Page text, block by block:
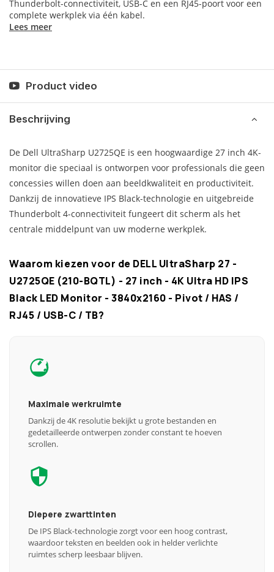
Thunderbolt-connectiviteit, USB-C en een RJ45-poort voor een
complete werkplek via één kabel.
Lees meer
Product video
Beschrijving
De Dell UltraSharp U2725QE is een hoogwaardige 27 inch 4K-
monitor die speciaal is ontworpen voor professionals die geen
concessies willen doen aan beeldkwaliteit en productiviteit.
Dankzij de innovatieve IPS Black-technologie en uitgebreide
Thunderbolt 4-connectiviteit fungeert dit scherm als het
centrale middelpunt van uw moderne werkplek.
Waarom kiezen voor de DELL UltraSharp 27 -
U2725QE (210-BQTL) - 27 inch - 4K Ultra HD IPS
Black LED Monitor - 3840x2160 - Pivot / HAS /
RJ45 / USB-C / TB?
Maximale werkruimte
Dankzij de 4K resolutie bekijkt u grote bestanden en
gedetailleerde ontwerpen zonder constant te hoeven
scrollen.
Diepere zwarttinten
De IPS Black-technologie zorgt voor een hoog contrast,
waardoor teksten en beelden ook in helder verlichte
ruimtes scherp leesbaar blijven.